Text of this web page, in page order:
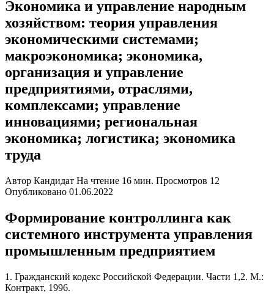
Экономика и управление народным
хозяйством: теория управления
экономическими системами;
макроэкономика; экономика,
организация и управление
предприятиями, отраслями,
комплексами; управление
инновациями; региональная
экономика; логистика; экономика
труда
Автор Кандидат На чтение 16 мин. Просмотров 12
Опубликовано 01.06.2022
Формирование контроллинга как
системного инструмента управления
промышленным предприятием
1. Гражданский кодекс Российской Федерации. Части 1,2. М.:
Контракт, 1996.